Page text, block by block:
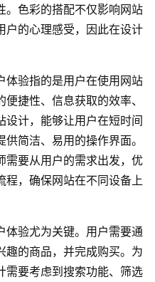
。色彩的搭配不仅影响网站
户的心理感受，因此在设计
体验指的是用户在使用网站
捷性、信息获取的效率、
设计，能够让用户在短时间
简洁、易用的操作界面。
需要从用户的需求出发，优
程，确保网站在不同设备上
体验尤为关键。用户需要通
趣的商品，并完成购买。为
需要考虑到搜索功能、筛选